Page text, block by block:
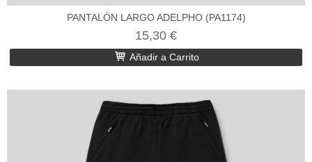
PANTALÓN LARGO ADELPHO (PA1174)
15,30 €
Añadir a Carrito